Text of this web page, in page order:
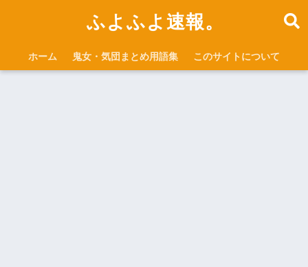
ふよふよ速報。
ホーム 鬼女・気団まとめ用語集 このサイトについて